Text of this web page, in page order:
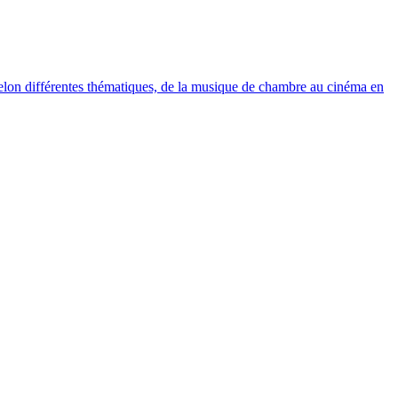
différentes thématiques, de la musique de chambre au cinéma en